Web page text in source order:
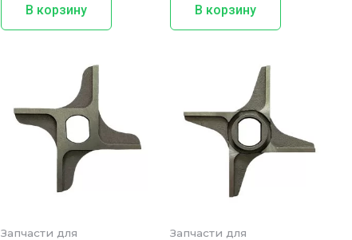
В корзину В корзину
Запчасти для
Запчасти для